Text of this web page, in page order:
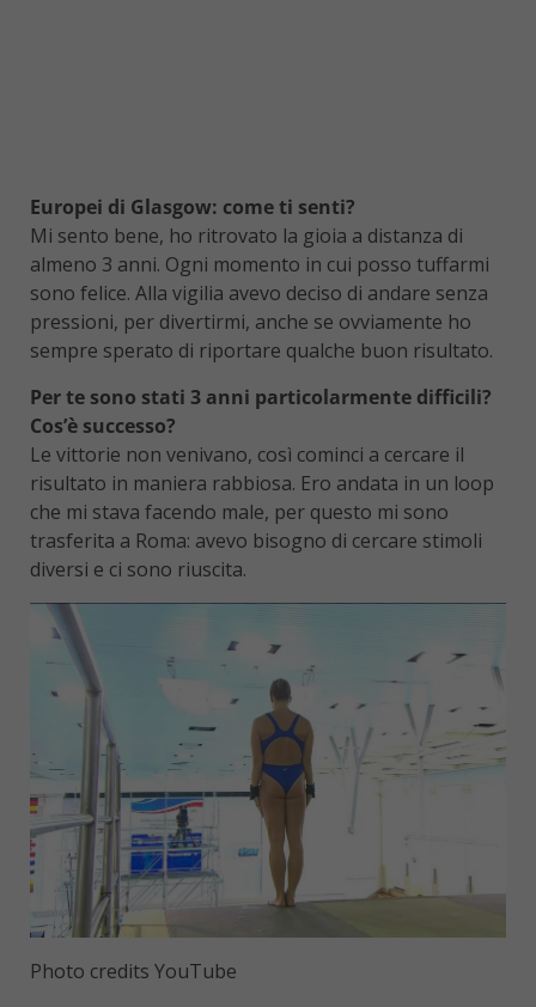
Europei di Glasgow: come ti senti?
Mi sento bene, ho ritrovato la gioia a distanza di
almeno 3 anni. Ogni momento in cui posso tuffarmi
sono felice. Alla vigilia avevo deciso di andare senza
pressioni, per divertirmi, anche se ovviamente ho
sempre sperato di riportare qualche buon risultato.
Per te sono stati 3 anni particolarmente difficili?
Cos’è successo?
Le vittorie non venivano, così cominci a cercare il
risultato in maniera rabbiosa. Ero andata in un loop
che mi stava facendo male, per questo mi sono
trasferita a Roma: avevo bisogno di cercare stimoli
diversi e ci sono riuscita.
Photo credits YouTube